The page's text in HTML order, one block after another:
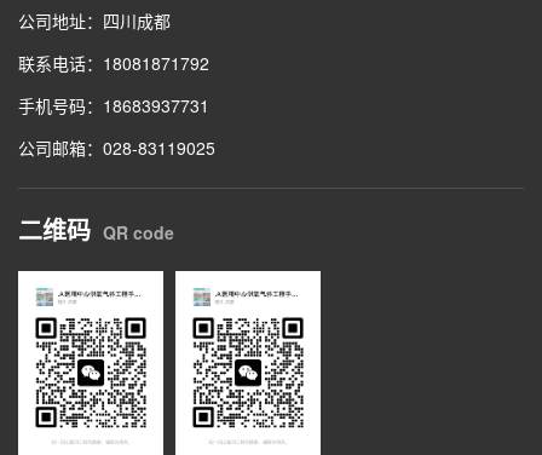
公司地址：四川成都
联系电话：18081871792
手机号码：18683937731
公司邮箱：028-83119025
二维码 QR code